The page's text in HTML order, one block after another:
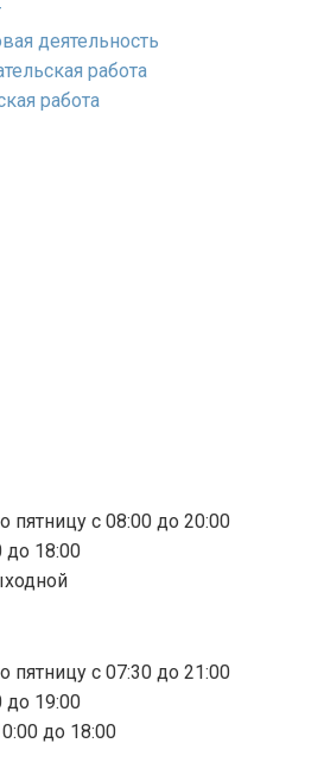
деятельность
работа
работа
пятницу с 08:00 до 20:00
до 18:00
пятницу с 07:30 до 21:00
до 19:00
до 18:00